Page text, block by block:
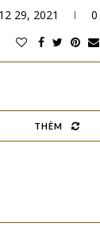
29, 2021
THÊM